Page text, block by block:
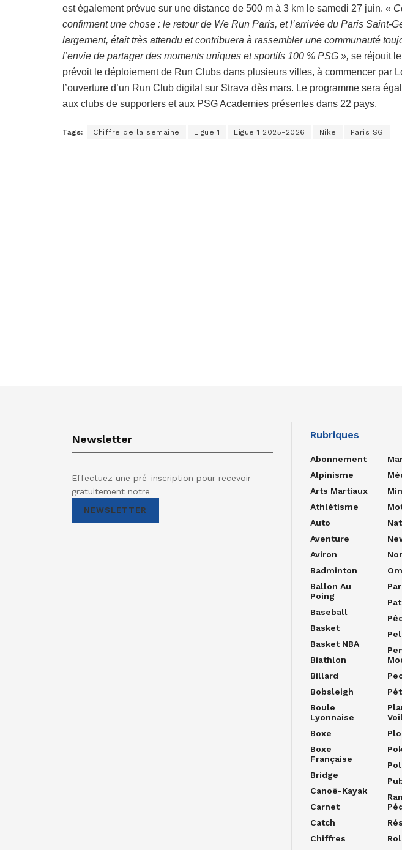
est également prévue sur une distance de 500 m à 3 km le samedi 27 juin. «
confirment une chose : le retour de We Run Paris, et l’arrivée du Paris Saint-
largement, était très attendu et contribuera à rassembler une communauté
l’envie de partager des moments uniques et sportifs 100 % PSG », se réjouit
prévoit le déploiement de Run Clubs dans plusieurs villes, à commencer par
l’ouverture d’un Run Club digital sur Strava dès mars. Le programme sera
aux clubs de supporters et aux PSG Academies présentes dans 22 pays.
Tags: Chiffre de la semaine Ligue 1 Ligue 1 2025-2026 Nike Paris SG
Newsletter
Effectuez une pré-inscription pour recevoir
gratuitement notre
NEWSLETTER
Rubriques
Abonnement
Alpinisme
Arts Martiaux
Athlétisme
Auto
Aventure
Aviron
Badminton
Ballon Au
Poing
Baseball
Basket
Basket NBA
Biathlon
Billard
Bobsleigh
Boule
Lyonnaise
Boxe
Boxe
Française
Bridge
Canoë-Kayak
Carnet
Catch
Chiffres